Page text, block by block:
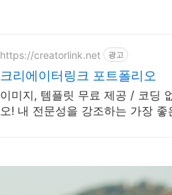
https://creatorlink.net 광고
크리에이터링크 포트폴리오
이미지, 템플릿 무료 제공 / 코딩
오! 내 전문성을 강조하는 가장